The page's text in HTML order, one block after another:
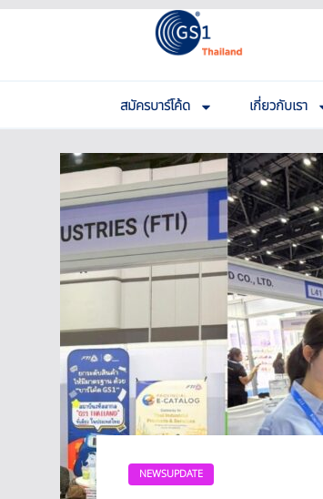
สมัครบาร์โค้ด เกี่ยวกับเรา
NEWSUPDATE